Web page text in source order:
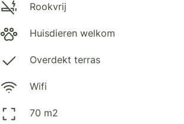
Rookvrij
Huisdieren welkom
Overdekt terras
Wifi
70 m2